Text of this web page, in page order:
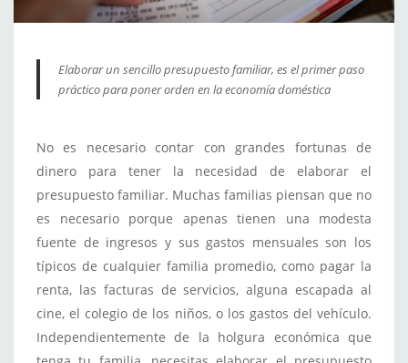
Elaborar un sencillo presupuesto familiar, es el primer paso
práctico para poner orden en la economía doméstica
No es necesario contar con grandes fortunas de
dinero para tener la necesidad de elaborar el
presupuesto familiar. Muchas familias piensan que no
es necesario porque apenas tienen una modesta
fuente de ingresos y sus gastos mensuales son los
típicos de cualquier familia promedio, como pagar la
renta, las facturas de servicios, alguna escapada al
cine, el colegio de los niños, o los gastos del vehículo.
Independientemente de la holgura económica que